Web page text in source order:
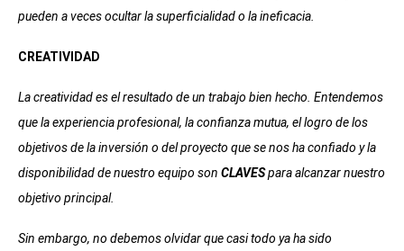
pueden a veces ocultar la superficialidad o la ineficacia.
CREATIVIDAD
La creatividad es el resultado de un trabajo bien hecho. Entendemos
que la experiencia profesional, la confianza mutua, el logro de los
objetivos de la inversión o del proyecto que se nos ha confiado y la
disponibilidad de nuestro equipo son CLAVESpara alcanzar nuestro
objetivo principal.
Sin embargo, no debemos olvidar que casi todo ya ha sido